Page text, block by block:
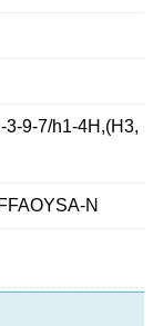
9-7/h1-4H,(H3,
N